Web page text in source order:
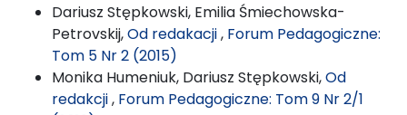
Dariusz Stępkowski, Emilia Śmiechowska-
Petrovskij,Od redakacji, Forum Pedagogiczne:
Tom 5 Nr 2 (2015)
Monika Humeniuk, Dariusz Stępkowski,Od
redakcji, Forum Pedagogiczne: Tom 9 Nr 2/1